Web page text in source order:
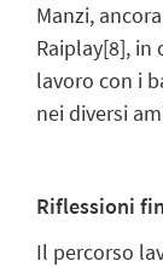
Manzi,
Raiplay[8], in
lavoro con i
nei diversi
Riflessioni
Il percorso